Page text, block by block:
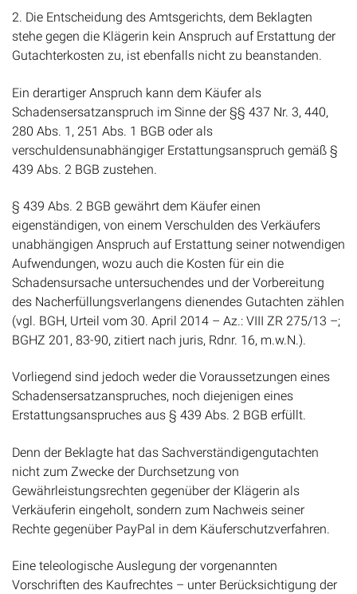
2. Die Entscheidung des Amtsgerichts, dem Beklagten
stehe gegen die Klägerin kein Anspruch auf Erstattung der
Gutachterkosten zu, ist ebenfalls nicht zu beanstanden.
Ein derartiger Anspruch kann dem Käufer als
Schadensersatzanspruch im Sinne der §§ 437 Nr. 3, 440,
280 Abs. 1, 251 Abs. 1 BGB oder als
verschuldensunabhängiger Erstattungsanspruch gemäß §
439 Abs. 2 BGB zustehen.
§ 439 Abs. 2 BGB gewährt dem Käufer einen
eigenständigen, von einem Verschulden des Verkäufers
unabhängigen Anspruch auf Erstattung seiner notwendigen
Aufwendungen, wozu auch die Kosten für ein die
Schadensursache untersuchendes und der Vorbereitung
des Nacherfüllungsverlangens dienendes Gutachten zählen
(vgl. BGH, Urteil vom 30. April 2014 – Az.: VIII ZR 275/13 –;
BGHZ 201, 83-90, zitiert nach juris, Rdnr. 16, m.w.N.).
Vorliegend sind jedoch weder die Voraussetzungen eines
Schadensersatzanspruches, noch diejenigen eines
Erstattungsanspruches aus § 439 Abs. 2 BGB erfüllt.
Denn der Beklagte hat das Sachverständigengutachten
nicht zum Zwecke der Durchsetzung von
Gewährleistungsrechten gegenüber der Klägerin als
Verkäuferin eingeholt, sondern zum Nachweis seiner
Rechte gegenüber PayPal in dem Käuferschutzverfahren.
Eine teleologische Auslegung der vorgenannten
Vorschriften des Kaufrechtes – unter Berücksichtigung der